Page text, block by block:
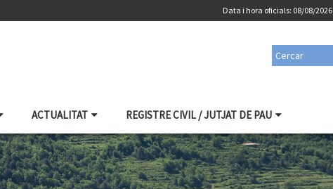
Data i hora oficials: 08/08/2026
ACTUALITAT REGISTRE CIVIL / JUTJAT DE PAU